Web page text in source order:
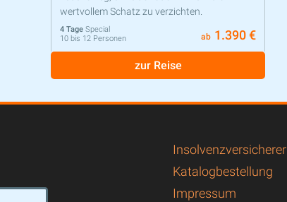
wertvollem Schatz zu verzichten.
4 Tage Special
10 bis 12 Personen
ab 1.390 €
zur Reise
Insolvenzversicherer
Katalogbestellung
Impressum